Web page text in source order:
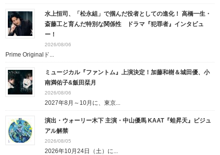
水上恒司、「松永組」で掴んだ役者としての進化！ 高橋一生・
斎藤工と育んだ特別な関係性 ドラマ『犯罪者』インタビュ
ー！
2026/08/06
Prime Originalド...
ミュージカル『ファントム』上演決定！加藤和樹＆城田優、小
南満佑子&飯田栞月
2026/08/06
2027年8月～10月に、東京...
演出・ウォーリー木下 主演・中山優馬 KAAT『蛙昇天』ビジュ
アル解禁
2026/08/05
2026年10月24日（土）に...